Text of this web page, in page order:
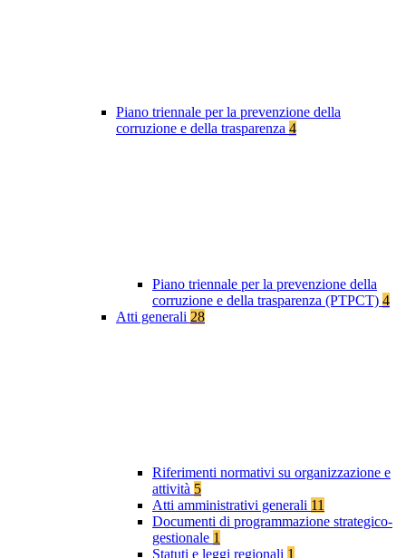
Piano triennale per la prevenzione della
corruzione e della trasparenza 4
Piano triennale per la prevenzione della
corruzione e della trasparenza (PTPCT) 4
Atti generali 28
Riferimenti normativi su organizzazione e
attività 5
Atti amministrativi generali 11
Documenti di programmazione strategico-
gestionale 1
Statuti e leggi regionali 1